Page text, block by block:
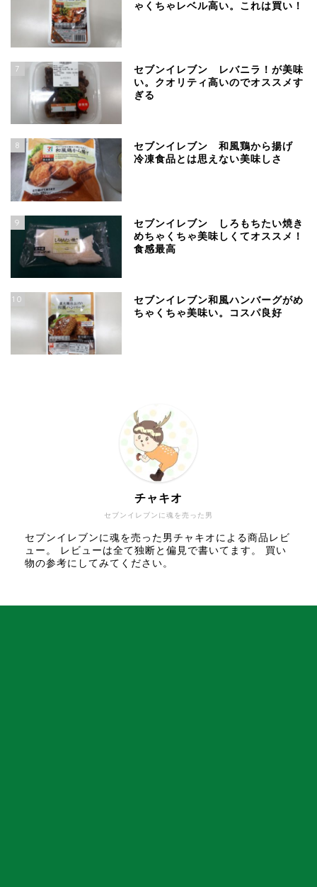
ゃくちゃレベル高い。これは買い！
7
セブンイレブン レバニラ！が美味
い。クオリティ高いのでオススメす
ぎる
8
セブンイレブン 和風鶏から揚げ
冷凍食品とは思えない美味しさ
9
セブンイレブン しろもちたい焼き
めちゃくちゃ美味しくてオススメ！
食感最高
10
セブンイレブン和風ハンバーグがめ
ちゃくちゃ美味い。コスパ良好
セブンイレブンに魂を売った男
チャキオ
セブンイレブンに魂を売った男チャキオによる商品レビ
ュー。 レビューは全て独断と偏見で書いてます。 買い
物の参考にしてみてください。